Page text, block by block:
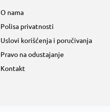
O nama
Polisa privatnosti
Uslovi korišćenja i poručivanja
Pravo na odustajanje
Kontakt